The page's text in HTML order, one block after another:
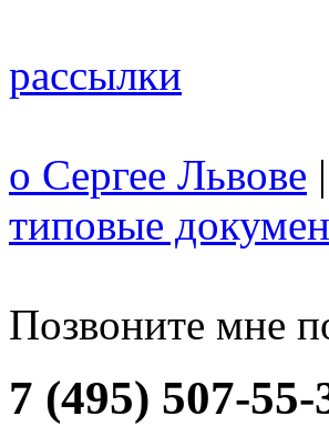
рассылки
о Сергее Львове |
типовые
Позвоните мне
7 (495) 507-55-